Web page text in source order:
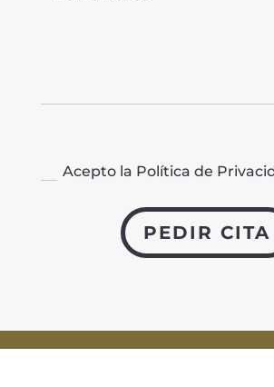
Acepto la Política de
PEDIR CITA